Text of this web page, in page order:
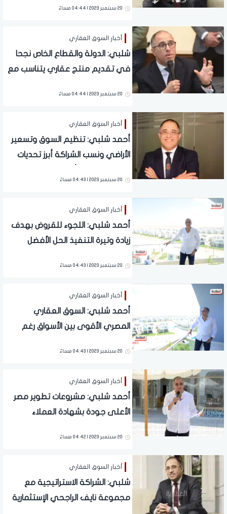
الشركات العقارية وقت الأزمات
20 سبتمبر 2023 | 04:44 مساءً
أخبار السوق العقاري
شلبي: الدولة والقطاع الخاص نجحا
في تقديم منتج عقاري يتناسب مع
20 سبتمبر 2023 | 04:44 مساءً
أخبار السوق العقاري
أحمد شلبي: تنظيم السوق وتسعير
الأراضي ونسب الشراكة أبرز تحديات
20 سبتمبر 2023 | 04:43 مساءً
أخبار السوق العقاري
أحمد شلبي: اللجوء للقروض بهدف
زيادة وتيرة التنفيذ الحل الأفضل
20 سبتمبر 2023 | 04:43 مساءً
أخبار السوق العقاري
أحمد شلبي: السوق العقاري
المصري الأقوى بين الأسواق رغم
20 سبتمبر 2023 | 04:43 مساءً
أخبار السوق العقاري
أحمد شلبي: مشروعات تطوير مصر
الأعلى جودة بشهادة العملاء
20 سبتمبر 2023 | 04:42 مساءً
أخبار السوق العقاري
شلبي: الشراكة الاستراتيجية مع
مجموعة نايف الراجحي الإستثمارية